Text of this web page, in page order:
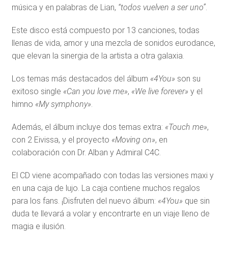
música y en palabras de Lian, “todos vuelven a ser uno”.
Este disco está compuesto por 13 canciones, todas
llenas de vida, amor y una mezcla de sonidos eurodance,
que elevan la sinergia de la artista a otra galaxia.
Los temas más destacados del álbum «4You»son su
exitoso single «Can you love me», «We live forever»y el
himno «My symphony».
Además, el álbum incluye dos temas extra: «Touch me»,
con 2 Eivissa, y el proyecto «Moving on», en
colaboración con Dr. Alban y Admiral C4C.
El CD viene acompañado con todas las versiones maxi y
en una caja de lujo. La caja contiene muchos regalos
para los fans. ¡Disfruten del nuevo álbum: «4You»que sin
duda te llevará a volar y encontrarte en un viaje lleno de
magia e ilusión.